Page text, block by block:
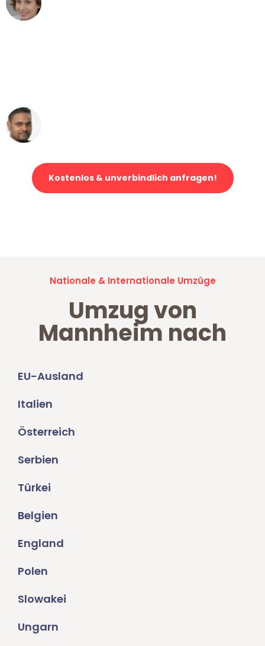
Kostenlos & unverbindlich anfragen!
Nationale & Internationale Umzüge
Umzug von
Mannheim nach
EU-Ausland
Italien
Österreich
Serbien
Türkei
Belgien
England
Polen
Slowakei
Ungarn